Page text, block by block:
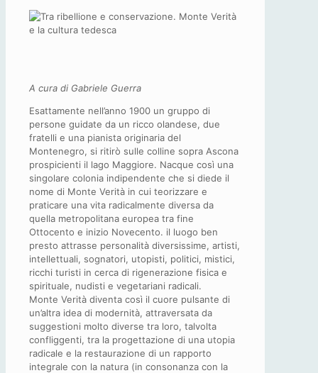
A cura di Gabriele Guerra
Esattamente nell’anno 1900 un gruppo di
persone guidate da un ricco olandese, due
fratelli e una pianista originaria del
Montenegro, si ritirò sulle colline sopra Ascona
prospicienti il lago Maggiore. Nacque così una
singolare colonia indipendente che si diede il
nome di Monte Verità in cui teorizzare e
praticare una vita radicalmente diversa da
quella metropolitana europea tra fine
Ottocento e inizio Novecento. il luogo ben
presto attrasse personalità diversissime, artisti,
intellettuali, sognatori, utopisti, politici, mistici,
ricchi turisti in cerca di rigenerazione fisica e
spirituale, nudisti e vegetariani radicali.
Monte Verità diventa così il cuore pulsante di
un’altra idea di modernità, attraversata da
suggestioni molto diverse tra loro, talvolta
confliggenti, tra la progettazione di una utopia
radicale e la restaurazione di un rapporto
integrale con la natura (in consonanza con la